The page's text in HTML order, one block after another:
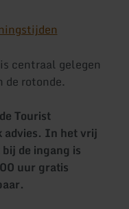
centraal gelegen
rotonde.
Tourist
In het vrij
de ingang is
uur gratis